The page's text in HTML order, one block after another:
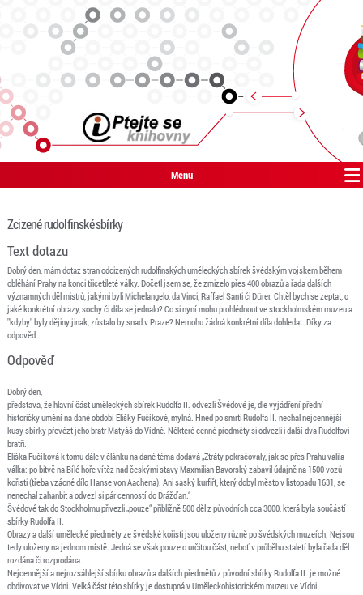
Menu
Zcizené rudolfinské sbírky
Text dotazu
Dobrý den, mám dotaz stran odcizených rudolfinských uměleckých sbírek švédským vojskem během
obléhání Prahy na konci třicetileté války. Dočetl jsem se, že zmizelo přes 400 obrazů a řada dalších
významných děl mistrů, jakými byli Michelangelo, da Vinci, Raffael Santi či Dürer. Chtěl bych se zeptat, o
jaké konkrétní obrazy, sochy či díla se jednalo? Co si nyní mohu prohlédnout ve stockholmském muzeu a
"kdyby" byly dějiny jinak, zůstalo by snad v Praze? Nemohu žádná konkrétní díla dohledat. Díky za
odpověď.
Odpověď
Dobrý den,
představa, že hlavní část uměleckých sbírek Rudolfa II. odvezli Švédové je, dle vyjádření přední
historičky umění na dané období Elišky Fučíkové, mylná. Hned po smrti Rudolfa II. nechal nejcennější
kusy sbírky převézt jeho bratr Matyáš do Vídně. Některé cenné předměty si odvezli i další dva Rudolfovi
bratři.
Eliška Fučíková k tomu dále v článku na dané téma dodává „Ztráty pokračovaly, jak se přes Prahu valila
válka: po bitvě na Bílé hoře vítěz nad českými stavy Maxmilian Bavorský zabavil údajně na 1500 vozů
kořisti (třeba vzácné dílo Hanse von Aachena). Ani saský kurfiřt, který dobyl město v listopadu 1631, se
nenechal zahanbit a odvezl si pár cenností do Drážďan.“
Švédové tak do Stockholmu přivezli „pouze“ přibližně 500 děl z původních cca 3000, která byla součástí
sbírky Rudolfa II.
Obrazy a další umělecké předměty ze švédské kořisti jsou uloženy různě po švédských muzeích. Nejsou
tedy uloženy na jednom místě. Jedná se však pouze o určitou část, neboť v průběhu staletí byla řada děl
rozdána či rozprodána.
Nejcennější a nejrozsáhlejší sbírku obrazů a dalších předmětů z původní sbírky Rudolfa II. je možné
obdivovat ve Vídni. Velká část této sbírky je dostupná v Uměleckohistorickém muzeu ve Vídni.